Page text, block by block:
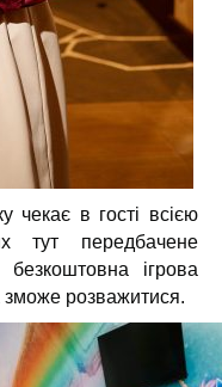
чекає в гості всією
передбачене
ігрова
зможе розважитися.